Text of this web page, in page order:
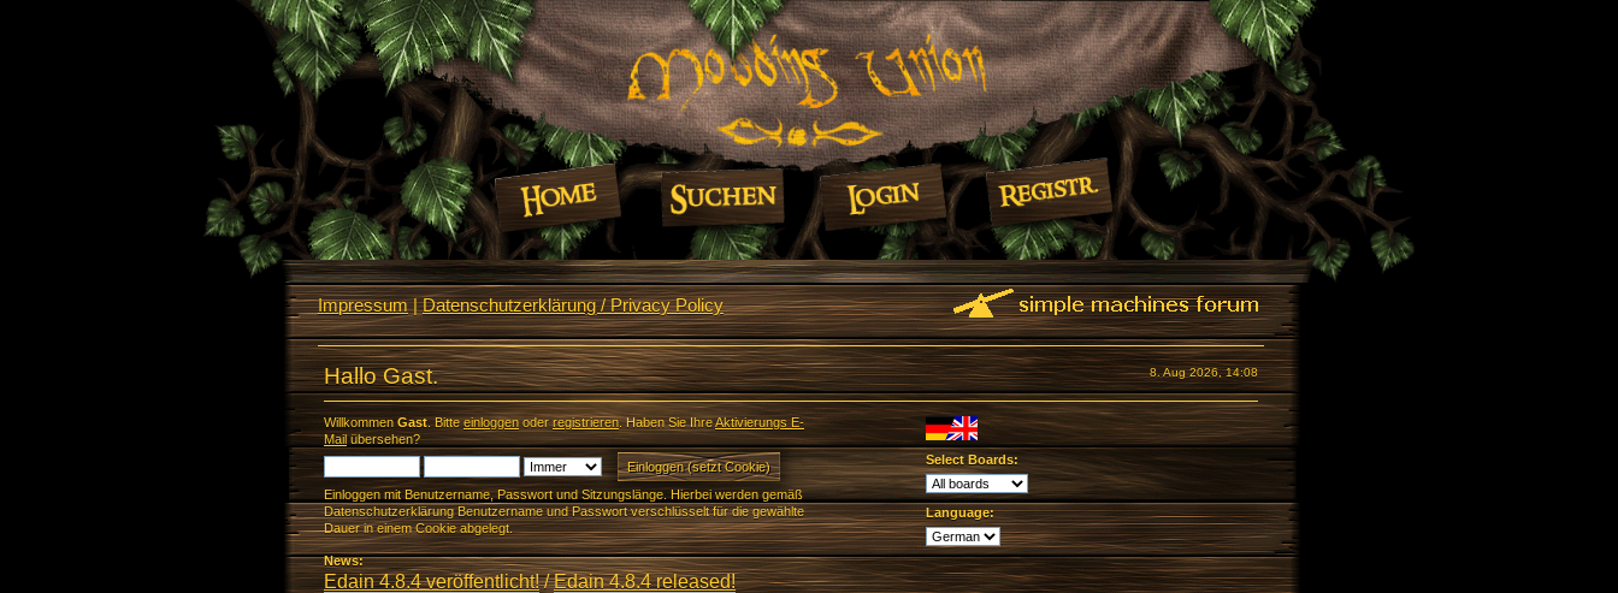
Impressum|Datenschutzerklärung / Privacy Policy
8. Aug 2026, 14:08
Hallo Gast.
Willkommen Gast. Bitte einloggenoderregistrieren. Haben Sie IhreAktivierungs E-
Mailübersehen?
Einloggen mit Benutzername, Passwort und Sitzungslänge. Hierbei werden gemäß
Datenschutzerklärung Benutzername und Passwort verschlüsselt für die gewählte
Dauer in einem Cookie abgelegt.
Select Boards:
Language:
News:
Edain 4.8.4 veröffentlicht!/Edain 4.8.4 released!